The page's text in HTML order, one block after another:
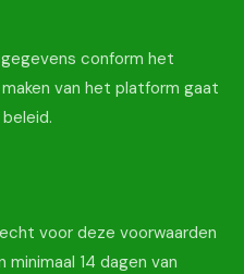
conform het
van het platform gaat
voor deze voorwaarden
14 dagen van